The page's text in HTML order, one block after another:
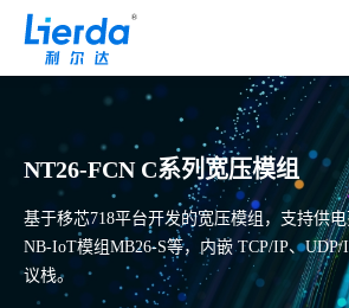
NT26-FCN C系列宽压模组
基于移芯718平台开发的宽压模组，支持供
NB-IoT模组MB26-S等，内嵌 TCP/IP、
议栈。